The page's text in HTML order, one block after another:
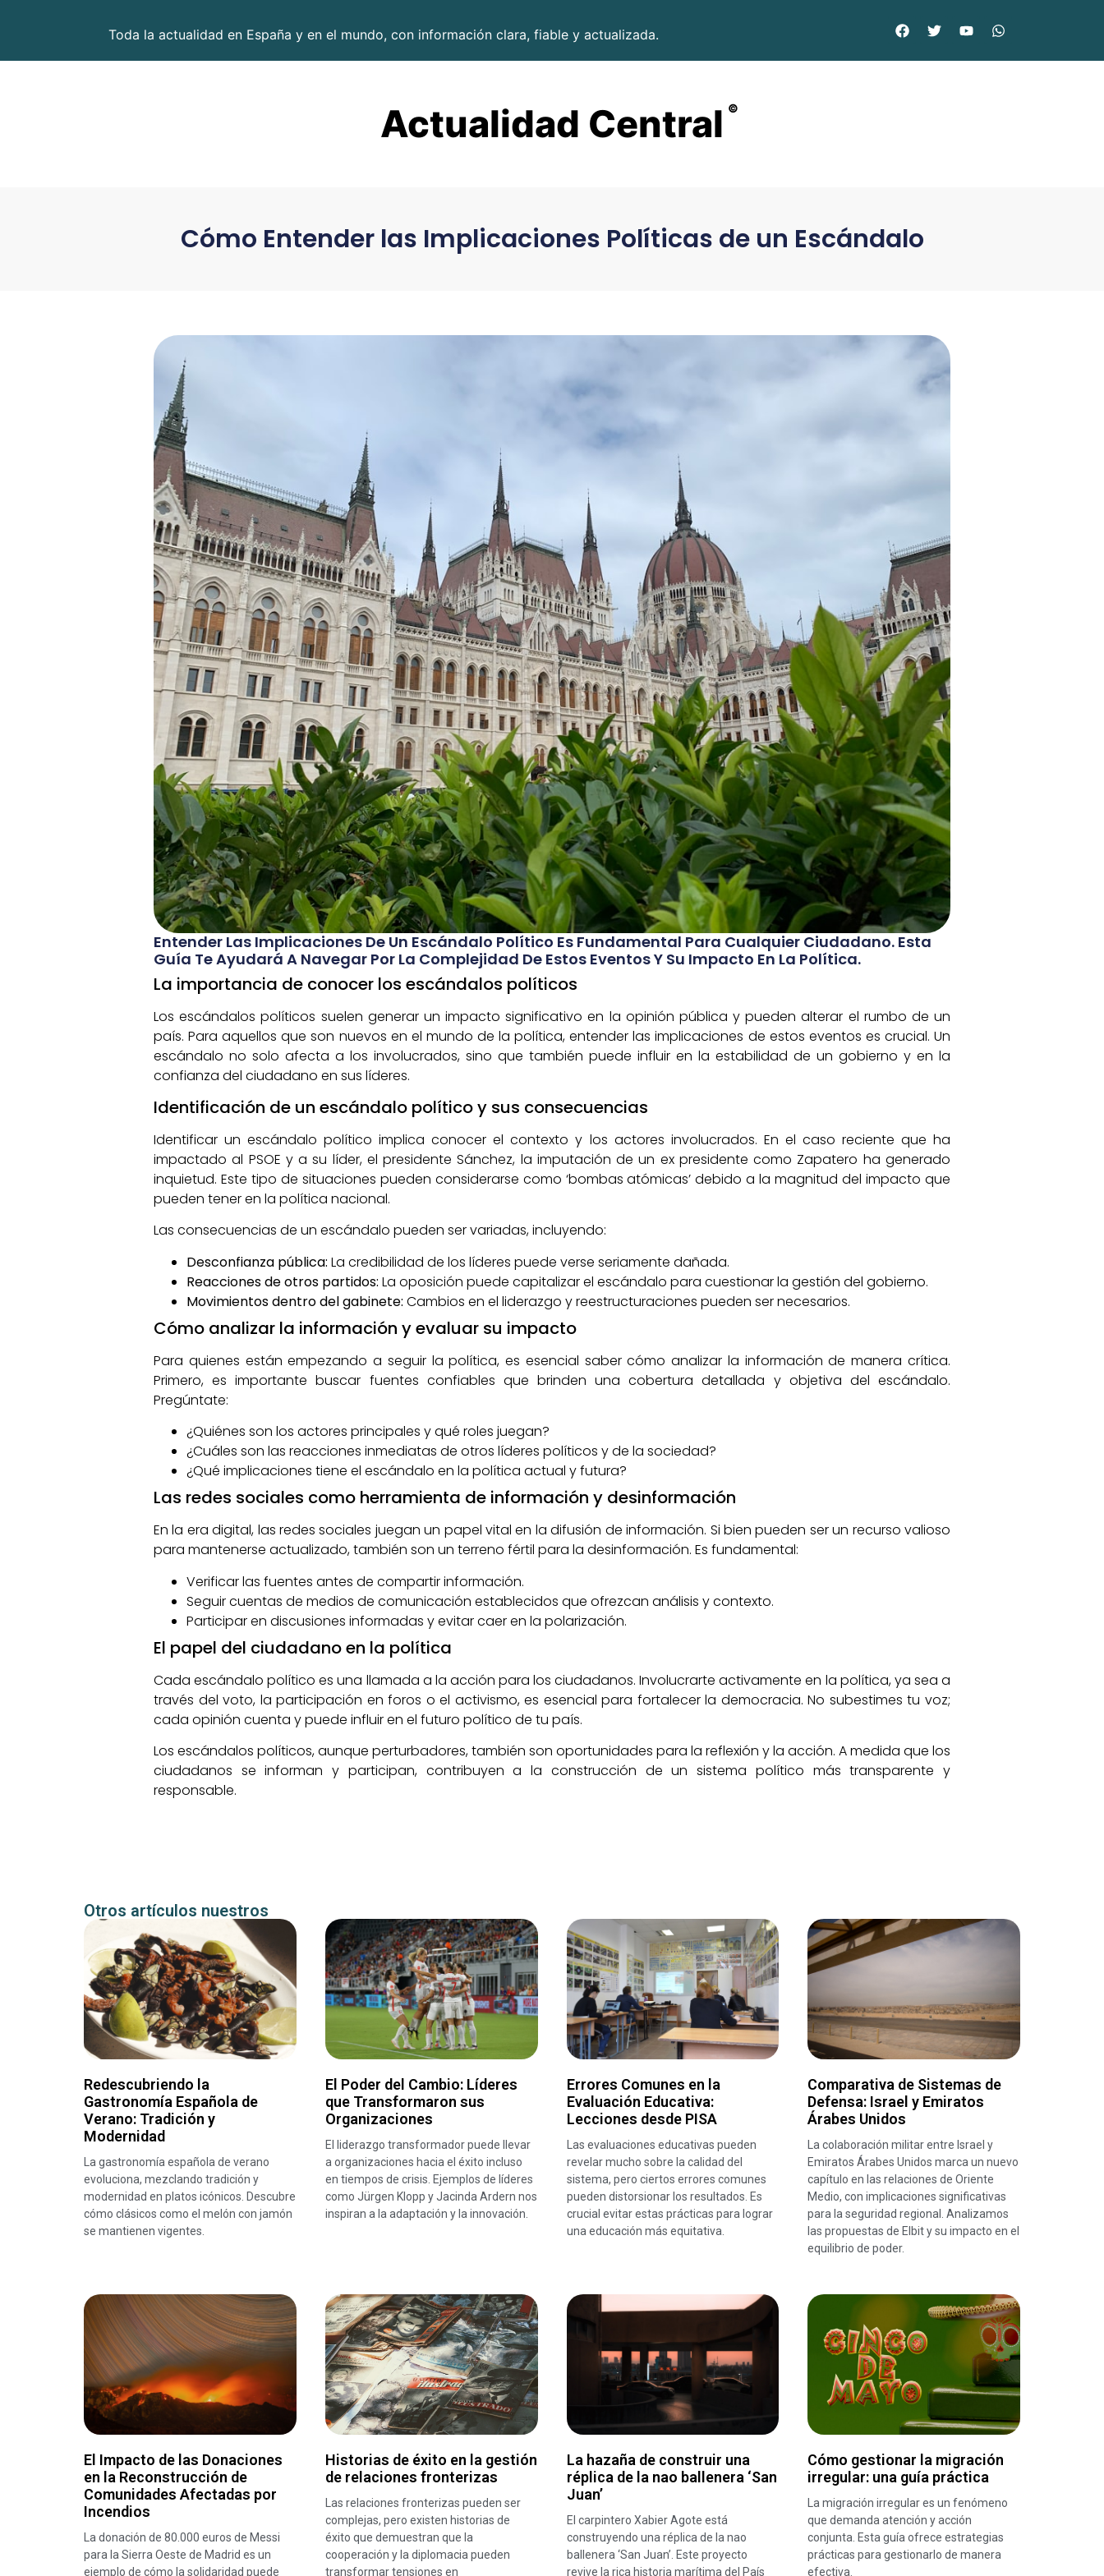
Toda la actualidad en España y en el mundo, con información clara, fiable y actualizada.
Actualidad Central ©
Cómo Entender las Implicaciones Políticas de un Escándalo
Entender Las Implicaciones De Un Escándalo Político Es Fundamental Para Cualquier Ciudadano. Esta
Guía Te Ayudará A Navegar Por La Complejidad De Estos Eventos Y Su Impacto En La Política.
La importancia de conocer los escándalos políticos
Los escándalos políticos suelen generar un impacto significativo en la opinión pública y pueden alterar el rumbo de un
país. Para aquellos que son nuevos en el mundo de la política, entender las implicaciones de estos eventos es crucial. Un
escándalo no solo afecta a los involucrados, sino que también puede influir en la estabilidad de un gobierno y en la
confianza del ciudadano en sus líderes.
Identificación de un escándalo político y sus consecuencias
Identificar un escándalo político implica conocer el contexto y los actores involucrados. En el caso reciente que ha
impactado al PSOE y a su líder, el presidente Sánchez, la imputación de un ex presidente como Zapatero ha generado
inquietud. Este tipo de situaciones pueden considerarse como ‘bombas atómicas’ debido a la magnitud del impacto que
pueden tener en la política nacional.
Las consecuencias de un escándalo pueden ser variadas, incluyendo:
Desconfianza pública: La credibilidad de los líderes puede verse seriamente dañada.
Reacciones de otros partidos: La oposición puede capitalizar el escándalo para cuestionar la gestión del gobierno.
Movimientos dentro del gabinete: Cambios en el liderazgo y reestructuraciones pueden ser necesarios.
Cómo analizar la información y evaluar su impacto
Para quienes están empezando a seguir la política, es esencial saber cómo analizar la información de manera crítica.
Primero, es importante buscar fuentes confiables que brinden una cobertura detallada y objetiva del escándalo.
Pregúntate:
¿Quiénes son los actores principales y qué roles juegan?
¿Cuáles son las reacciones inmediatas de otros líderes políticos y de la sociedad?
¿Qué implicaciones tiene el escándalo en la política actual y futura?
Las redes sociales como herramienta de información y desinformación
En la era digital, las redes sociales juegan un papel vital en la difusión de información. Si bien pueden ser un recurso valioso
para mantenerse actualizado, también son un terreno fértil para la desinformación. Es fundamental:
Verificar las fuentes antes de compartir información.
Seguir cuentas de medios de comunicación establecidos que ofrezcan análisis y contexto.
Participar en discusiones informadas y evitar caer en la polarización.
El papel del ciudadano en la política
Cada escándalo político es una llamada a la acción para los ciudadanos. Involucrarte activamente en la política, ya sea a
través del voto, la participación en foros o el activismo, es esencial para fortalecer la democracia. No subestimes tu voz;
cada opinión cuenta y puede influir en el futuro político de tu país.
Los escándalos políticos, aunque perturbadores, también son oportunidades para la reflexión y la acción. A medida que los
ciudadanos se informan y participan, contribuyen a la construcción de un sistema político más transparente y
responsable.
Otros artículos nuestros
Redescubriendo la
Gastronomía Española de
Verano: Tradición y
Modernidad
La gastronomía española de verano
evoluciona, mezclando tradición y
modernidad en platos icónicos. Descubre
cómo clásicos como el melón con jamón
se mantienen vigentes.
El Poder del Cambio: Líderes
que Transformaron sus
Organizaciones
El liderazgo transformador puede llevar
a organizaciones hacia el éxito incluso
en tiempos de crisis. Ejemplos de líderes
como Jürgen Klopp y Jacinda Ardern nos
inspiran a la adaptación y la innovación.
Errores Comunes en la
Evaluación Educativa:
Lecciones desde PISA
Las evaluaciones educativas pueden
revelar mucho sobre la calidad del
sistema, pero ciertos errores comunes
pueden distorsionar los resultados. Es
crucial evitar estas prácticas para lograr
una educación más equitativa.
Comparativa de Sistemas de
Defensa: Israel y Emiratos
Árabes Unidos
La colaboración militar entre Israel y
Emiratos Árabes Unidos marca un nuevo
capítulo en las relaciones de Oriente
Medio, con implicaciones significativas
para la seguridad regional. Analizamos
las propuestas de Elbit y su impacto en el
equilibrio de poder.
El Impacto de las Donaciones
en la Reconstrucción de
Comunidades Afectadas por
Incendios
La donación de 80.000 euros de Messi
para la Sierra Oeste de Madrid es un
ejemplo de cómo la solidaridad puede
Historias de éxito en la gestión
de relaciones fronterizas
Las relaciones fronterizas pueden ser
complejas, pero existen historias de
éxito que demuestran que la
cooperación y la diplomacia pueden
transformar tensiones en
La hazaña de construir una
réplica de la nao ballenera ‘San
Juan’
El carpintero Xabier Agote está
construyendo una réplica de la nao
ballenera ‘San Juan’. Este proyecto
revive la rica historia marítima del País
Cómo gestionar la migración
irregular: una guía práctica
La migración irregular es un fenómeno
que demanda atención y acción
conjunta. Esta guía ofrece estrategias
prácticas para gestionarlo de manera
efectiva.